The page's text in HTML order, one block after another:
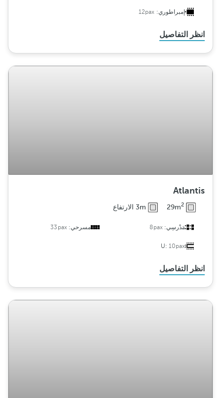
إمبراطوري: 12pax
انظر التفاصيل
Atlantis
29m2 3m الارتفاع
مَدْرسِي:8pax مسرحي:33pax
U: 10pax
انظر التفاصيل